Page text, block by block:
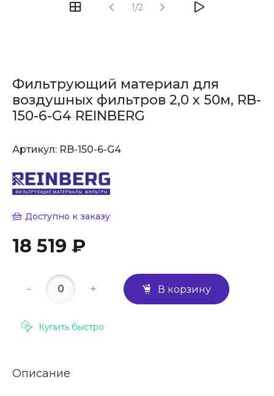
1/2
Фильтрующий материал для
воздушных фильтров 2,0 x 50м, RB-
150-6-G4 REINBERG
Артикул: RB-150-6-G4
Доступно к заказу
18 519 ₽
- + В корзину
Купить быстро
Описание